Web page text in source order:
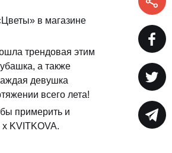
в магазине
трендовая этим
а также
девушка
всего лета!
примерить и
KVITKOVA.